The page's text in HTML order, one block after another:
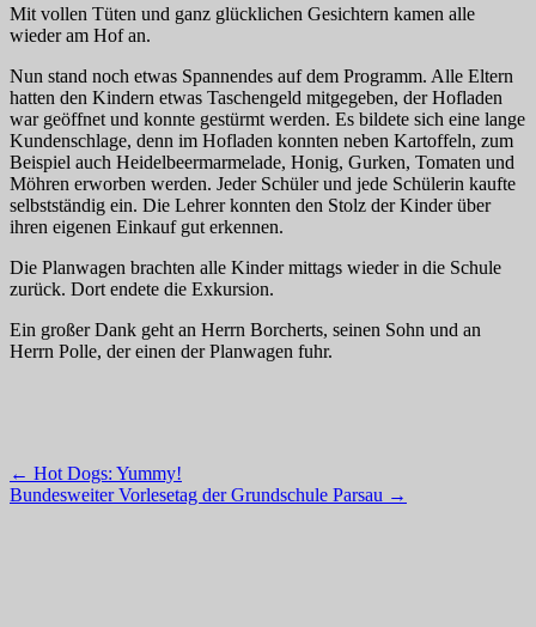
Mit vollen Tüten und ganz glücklichen Gesichtern kamen alle
wieder am Hof an.
Nun stand noch etwas Spannendes auf dem Programm. Alle Eltern
hatten den Kindern etwas Taschengeld mitgegeben, der Hofladen
war geöffnet und konnte gestürmt werden. Es bildete sich eine lange
Kundenschlage, denn im Hofladen konnten neben Kartoffeln, zum
Beispiel auch Heidelbeermarmelade, Honig, Gurken, Tomaten und
Möhren erworben werden. Jeder Schüler und jede Schülerin kaufte
selbstständig ein. Die Lehrer konnten den Stolz der Kinder über
ihren eigenen Einkauf gut erkennen.
Die Planwagen brachten alle Kinder mittags wieder in die Schule
zurück. Dort endete die Exkursion.
Ein großer Dank geht an Herrn Borcherts, seinen Sohn und an
Herrn Polle, der einen der Planwagen fuhr.
Post
navigation
← Hot Dogs: Yummy!
Bundesweiter Vorlesetag der Grundschule Parsau →